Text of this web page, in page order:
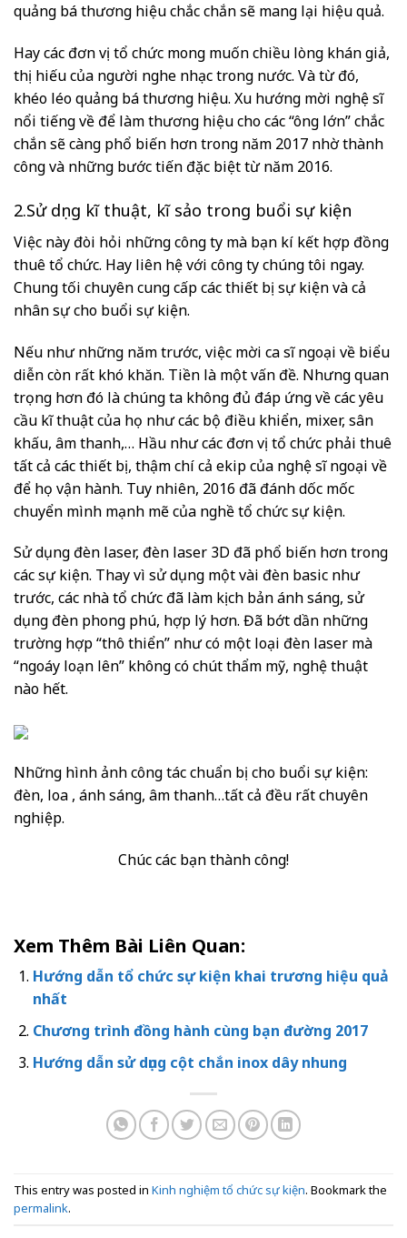
quảng bá thương hiệu chắc chắn sẽ mang lại hiệu quả.
Hay các đơn vị tổ chức mong muốn chiều lòng khán giả,
thị hiếu của người nghe nhạc trong nước. Và từ đó,
khéo léo quảng bá thương hiệu. Xu hướng mời nghệ sĩ
nổi tiếng về để làm thương hiệu cho các “ông lớn” chắc
chắn sẽ càng phổ biến hơn trong năm 2017 nhờ thành
công và những bước tiến đặc biệt từ năm 2016.
2.Sử dụng kĩ thuật, kĩ sảo trong buổi sự kiện
Việc này đòi hỏi những công ty mà bạn kí kết hợp đồng
thuê tổ chức. Hay liên hệ với công ty chúng tôi ngay.
Chung tối chuyên cung cấp các thiết bị sự kiện và cả
nhân sự cho buổi sự kiện.
Nếu như những năm trước, việc mời ca sĩ ngoại về biểu
diễn còn rất khó khăn. Tiền là một vấn đề. Nhưng quan
trọng hơn đó là chúng ta không đủ đáp ứng về các yêu
cầu kĩ thuật của họ như các bộ điều khiển, mixer, sân
khấu, âm thanh,… Hầu như các đơn vị tổ chức phải thuê
tất cả các thiết bị, thậm chí cả ekip của nghệ sĩ ngoại về
để họ vận hành. Tuy nhiên, 2016 đã đánh dốc mốc
chuyển mình mạnh mẽ của nghề tổ chức sự kiện.
Sử dụng đèn laser, đèn laser 3D đã phổ biến hơn trong
các sự kiện. Thay vì sử dụng một vài đèn basic như
trước, các nhà tổ chức đã làm kịch bản ánh sáng, sử
dụng đèn phong phú, hợp lý hơn. Đã bớt dần những
trường hợp “thô thiển” như có một loại đèn laser mà
“ngoáy loạn lên” không có chút thẩm mỹ, nghệ thuật
nào hết.
Những hình ảnh công tác chuẩn bị cho buổi sự kiện:
đèn, loa , ánh sáng, âm thanh…tất cả đều rất chuyên
nghiệp.
Chúc các bạn thành công!
Xem Thêm Bài Liên Quan:
Hướng dẫn tổ chức sự kiện khai trương hiệu quả
nhất
Chương trình đồng hành cùng bạn đường 2017
Hướng dẫn sử dụng cột chắn inox dây nhung
This entry was posted in Kinh nghiệm tổ chức sự kiện. Bookmark the
permalink.